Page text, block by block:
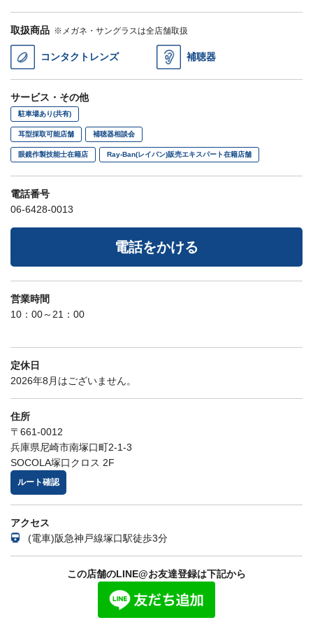
取扱商品 ※メガネ・サングラスは全店舗取扱
コンタクトレンズ 補聴器
サービス・その他
駐車場あり(共有)
耳型採取可能店舗 補聴器相談会
眼鏡作製技能士在籍店 Ray-Ban(レイバン)販売エキスパート在籍店舗
電話番号
06-6428-0013
電話をかける
営業時間
10：00～21：00
定休日
2026年8月はございません。
住所
〒661-0012
兵庫県尼崎市南塚口町2-1-3
SOCOLA塚口クロス 2F
ルート確認
アクセス
(電車)阪急神戸線塚口駅徒歩3分
この店舗のLINE@お友達登録は下記から